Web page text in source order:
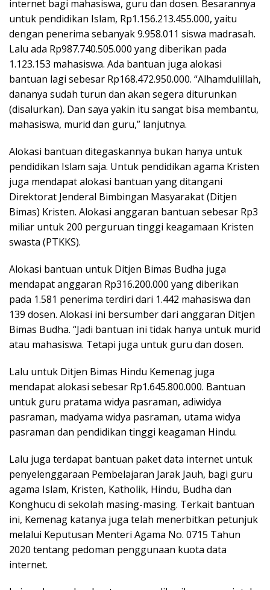
internet bagi mahasiswa, guru dan dosen. Besarannya
untuk pendidikan Islam, Rp1.156.213.455.000, yaitu
dengan penerima sebanyak 9.958.011 siswa madrasah.
Lalu ada Rp987.740.505.000 yang diberikan pada
1.123.153 mahasiswa. Ada bantuan juga alokasi
bantuan lagi sebesar Rp168.472.950.000. “Alhamdulillah,
dananya sudah turun dan akan segera diturunkan
(disalurkan). Dan saya yakin itu sangat bisa membantu,
mahasiswa, murid dan guru,” lanjutnya.
Alokasi bantuan ditegaskannya bukan hanya untuk
pendidikan Islam saja. Untuk pendidikan agama Kristen
juga mendapat alokasi bantuan yang ditangani
Direktorat Jenderal Bimbingan Masyarakat (Ditjen
Bimas) Kristen. Alokasi anggaran bantuan sebesar Rp3
miliar untuk 200 perguruan tinggi keagamaan Kristen
swasta (PTKKS).
Alokasi bantuan untuk Ditjen Bimas Budha juga
mendapat anggaran Rp316.200.000 yang diberikan
pada 1.581 penerima terdiri dari 1.442 mahasiswa dan
139 dosen. Alokasi ini bersumber dari anggaran Ditjen
Bimas Budha. “Jadi bantuan ini tidak hanya untuk murid
atau mahasiswa. Tetapi juga untuk guru dan dosen.
Lalu untuk Ditjen Bimas Hindu Kemenag juga
mendapat alokasi sebesar Rp1.645.800.000. Bantuan
untuk guru pratama widya pasraman, adiwidya
pasraman, madyama widya pasraman, utama widya
pasraman dan pendidikan tinggi keagaman Hindu.
Lalu juga terdapat bantuan paket data internet untuk
penyelenggaraan Pembelajaran Jarak Jauh, bagi guru
agama Islam, Kristen, Katholik, Hindu, Budha dan
Konghucu di sekolah masing-masing. Terkait bantuan
ini, Kemenag katanya juga telah menerbitkan petunjuk
melalui Keputusan Menteri Agama No. 0715 Tahun
2020 tentang pedoman penggunaan kuota data
internet.